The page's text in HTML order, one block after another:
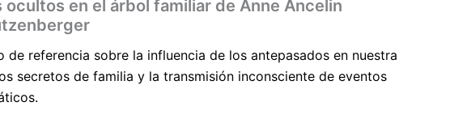
ocultos en el árbol familiar de Anne Ancelin
de referencia sobre la influencia de los antepasados en nuestra
secretos de familia y la transmisión inconsciente de eventos
cantidad